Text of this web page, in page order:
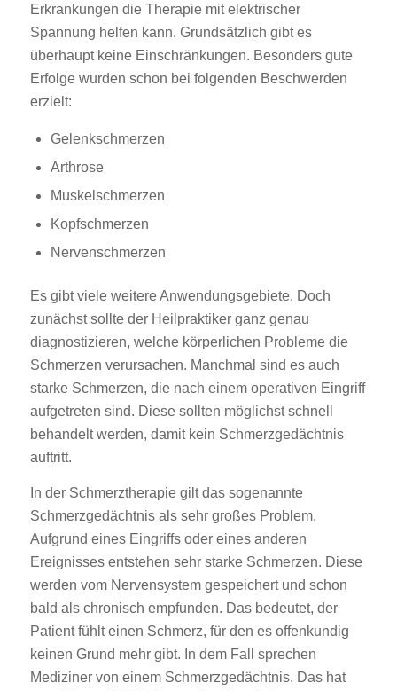
Erkrankungen die Therapie mit elektrischer
Spannung helfen kann. Grundsätzlich gibt es
überhaupt keine Einschränkungen. Besonders gute
Erfolge wurden schon bei folgenden Beschwerden
erzielt:
Gelenkschmerzen
Arthrose
Muskelschmerzen
Kopfschmerzen
Nervenschmerzen
Es gibt viele weitere Anwendungsgebiete. Doch
zunächst sollte der Heilpraktiker ganz genau
diagnostizieren, welche körperlichen Probleme die
Schmerzen verursachen. Manchmal sind es auch
starke Schmerzen, die nach einem operativen Eingriff
aufgetreten sind. Diese sollten möglichst schnell
behandelt werden, damit kein Schmerzgedächtnis
auftritt.
In der Schmerztherapie gilt das sogenannte
Schmerzgedächtnis als sehr großes Problem.
Aufgrund eines Eingriffs oder eines anderen
Ereignisses entstehen sehr starke Schmerzen. Diese
werden vom Nervensystem gespeichert und schon
bald als chronisch empfunden. Das bedeutet, der
Patient fühlt einen Schmerz, für den es offenkundig
keinen Grund mehr gibt. In dem Fall sprechen
Mediziner von einem Schmerzgedächtnis. Das hat